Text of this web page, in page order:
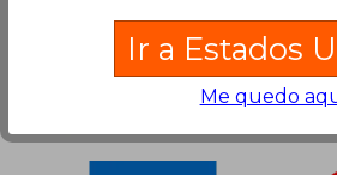
Ir a Estados
Me quedo